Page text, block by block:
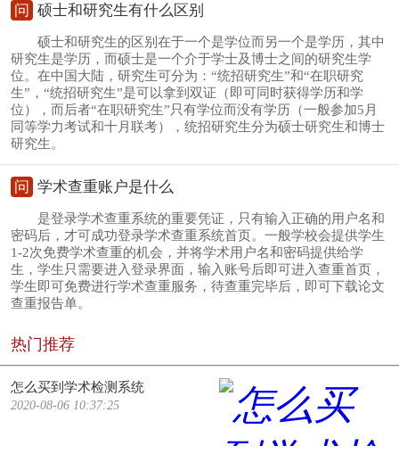
问 硕士和研究生有什么区别
硕士和研究生的区别在于一个是学位而另一个是学历，其中
研究生是学历，而硕士是一个介于学士及博士之间的研究生学
位。在中国大陆，研究生可分为：“统招研究生”和“在职研究
生”，“统招研究生”是可以拿到双证（即可同时获得学历和学
位），而后者“在职研究生”只有学位而没有学历（一般参加5月
同等学力考试和十月联考），统招研究生分为硕士研究生和博士
研究生。
问 学术查重账户是什么
是登录学术查重系统的重要凭证，只有输入正确的用户名和
密码后，才可成功登录学术查重系统首页。一般学校会提供学生
1-2次免费学术查重的机会，并将学术用户名和密码提供给学
生，学生只需要进入登录界面，输入账号后即可进入查重首页，
学生即可免费进行学术查重服务，待查重完毕后，即可下载论文
查重报告单。
热门推荐
怎么买到学术检测系统
2020-08-06 10:37:25